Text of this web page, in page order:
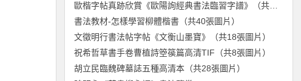
歐楷字帖真跡欣賞《歐陽詢經典書法臨習字譜》（共30張圖片）
書法教材-怎樣學習柳體楷書（共40張圖片）
文徵明行書法帖字帖《文衡山墨寶》（共18張圖片）
祝希哲草書手卷曹植詩箜篌篇高清TIF（共8張圖片）
胡立民臨魏碑墓誌五種高清本（共28張圖片）